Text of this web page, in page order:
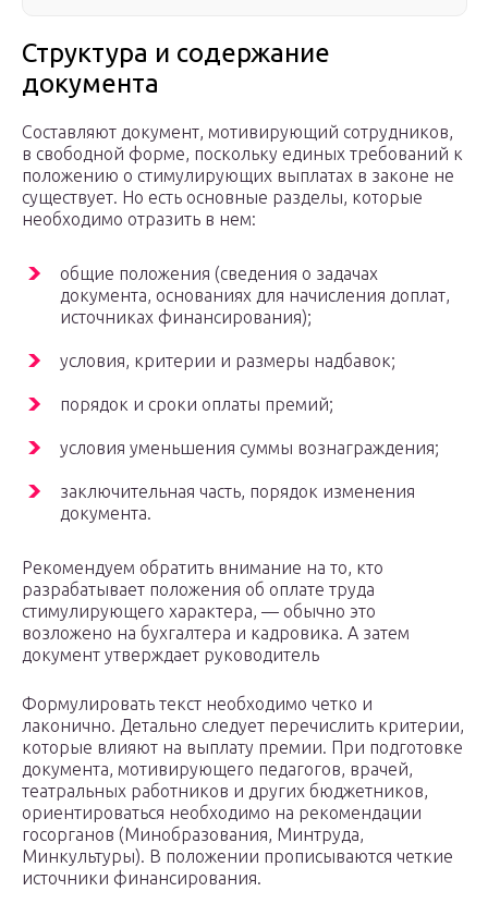
Структура и содержание
документа
Составляют документ, мотивирующий сотрудников,
в свободной форме, поскольку единых требований к
положению о стимулирующих выплатах в законе не
существует. Но есть основные разделы, которые
необходимо отразить в нем:
общие положения (сведения о задачах
документа, основаниях для начисления доплат,
источниках финансирования);
условия, критерии и размеры надбавок;
порядок и сроки оплаты премий;
условия уменьшения суммы вознаграждения;
заключительная часть, порядок изменения
документа.
Рекомендуем обратить внимание на то, кто
разрабатывает положения об оплате труда
стимулирующего характера, — обычно это
возложено на бухгалтера и кадровика. А затем
документ утверждает руководитель
Формулировать текст необходимо четко и
лаконично. Детально следует перечислить критерии,
которые влияют на выплату премии. При подготовке
документа, мотивирующего педагогов, врачей,
театральных работников и других бюджетников,
ориентироваться необходимо на рекомендации
госорганов (Минобразования, Минтруда,
Минкультуры). В положении прописываются четкие
источники финансирования.